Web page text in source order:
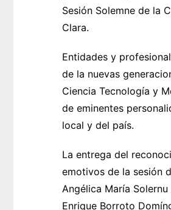
Sesión Solemne de la
Clara.
Entidades y
de la nuevas
Ciencia Tecnología y
de eminentes
local y del país.
La entrega del
emotivos de la sesión
Angélica María
Enrique Borroto